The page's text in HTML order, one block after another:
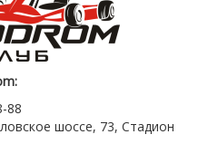
88
шоссе, 73, Стадион